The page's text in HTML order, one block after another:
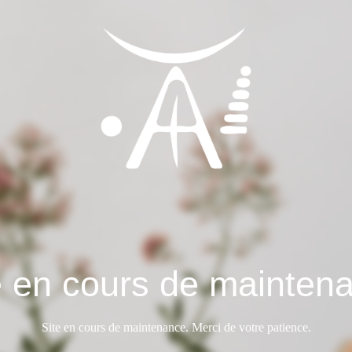
en cours de
Site en cours de maintenance. Merci de votre patience.